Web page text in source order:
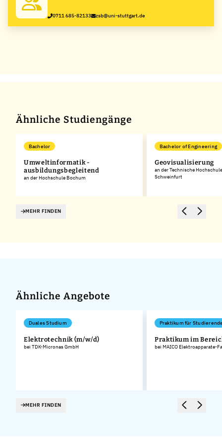
0711 685-82133
zsb@uni-stuttgart.de
Ähnliche Studiengänge
Bachelor
Umweltinformatik -
ausbildungsbegleitend
an der Hochschule Bochum
Bachelor of Engineering
Geovisualisierung
an der Technische
Schweinfurt
MEHR FINDEN
Ähnliche Angebote
Duales Studium
Elektrotechnik (m/w/d)
bei TDK-Micronas GmbH
Praktikum für
Praktikum im
bei MAICO Elektroapparate-
MEHR FINDEN